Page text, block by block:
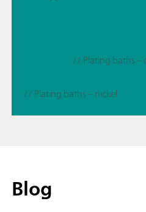
// Plating baths –
// Plating baths – nickel
Blog